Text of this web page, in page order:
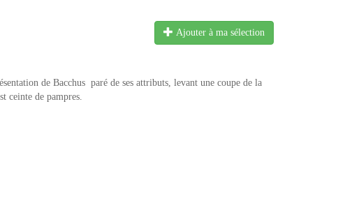
Ajouter à ma sélection
de Bacchus paré de ses attributs, levant une coupe de la
ceinte de pampres.